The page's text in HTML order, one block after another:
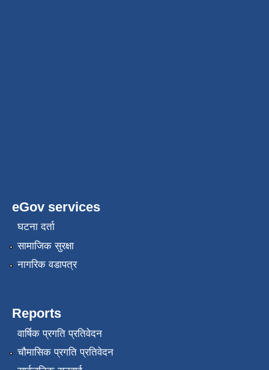
eGov services
घटना दर्ता
सामाजिक सुरक्षा
नागरिक वडापत्र
Reports
वार्षिक प्रगति प्रतिवेदन
चौमासिक प्रगति प्रतिवेदन